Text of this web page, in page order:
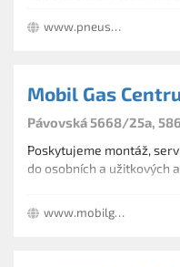
Provádím opravy
www.pneuservismimon.cz
Mobil Gas
Pávovská 5668/25a,
Poskytujeme montáž,
do osobních a užitkových
www.mobilgas.cz